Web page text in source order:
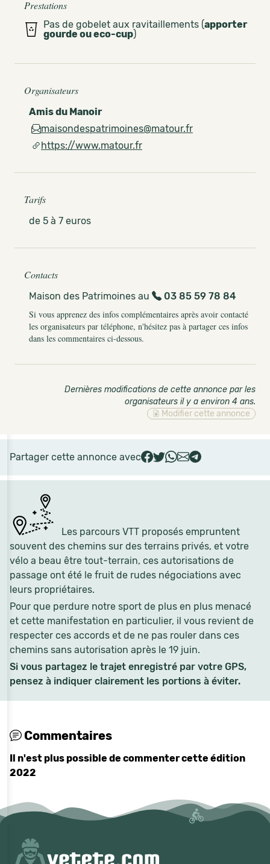
Les parcours VTT proposés empruntent
souvent des chemins sur des terrains privés, et votre
vélo a beau être tout-terrain, ces autorisations de
passage ont été le fruit de rudes négociations avec
leurs propriétaires.
Pour que perdure notre sport de plus en plus menacé
et cette manifestation en particulier, il vous revient de
respecter ces accords et de ne pas rouler dans ces
chemins sans autorisation après le 19 juin.
Si vous partagez le trajet enregistré par votre GPS,
pensez à indiquer clairement les portions à éviter.
Prestations
Pas de gobelet aux ravitaillements (apporter
gourde ou eco-cup)
Organisateurs
Amis du Manoir
maisondespatrimoines@matour.fr
https://www.matour.fr
Tarifs
de 5 à 7 euros
Contacts
Maison des Patrimoines au
03 85 59 78 84
Si vous apprenez des infos complémentaires après avoir contacté
les organisateurs par téléphone, n'hésitez pas à partager ces infos
dans les commentaires ci-dessous.
Dernières modifications de cette annonce par les
organisateurs il y a environ 4 ans.
Modifier cette annonce
Partager cette annonce avec
Commentaires
Il n'est plus possible de commenter cette édition
2022